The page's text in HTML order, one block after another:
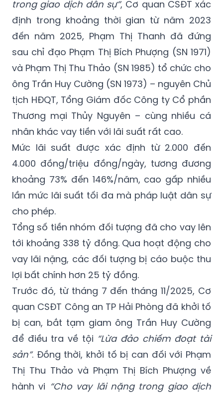
Quá trình điều tra mở rộng vụ án“Lừa đảo
chiếm đoạt tài sản”và “Cho vay lãi nặng
trong giao dịch dân sự” , Cơ quan CSĐT xác
định trong khoảng thời gian từ năm 2023
đến năm 2025, Phạm Thị Thanh đã đứng
sau chỉ đạo Phạm Thị Bích Phượng (SN 1971)
và Phạm Thị Thu Thảo (SN 1985) tổ chức cho
ông Trần Huy Cường (SN 1973) – nguyên Chủ
tịch HĐQT, Tổng Giám đốc Công ty Cổ phần
Thương mại Thủy Nguyên – cùng nhiều cá
nhân khác vay tiền với lãi suất rất cao.
Mức lãi suất được xác định từ 2.000 đến
4.000 đồng/triệu đồng/ngày, tương đương
khoảng 73% đến 146%/năm, cao gấp nhiều
lần mức lãi suất tối đa mà pháp luật dân sự
cho phép.
Tổng số tiền nhóm đối tượng đã cho vay lên
tới khoảng 338 tỷ đồng. Qua hoạt động cho
vay lãi nặng, các đối tượng bị cáo buộc thu
lợi bất chính hơn 25 tỷ đồng.
Trước đó, từ tháng 7 đến tháng 11/2025, Cơ
quan CSĐT Công an TP Hải Phòng đã khởi tố
bị can, bắt tạm giam ông Trần Huy Cường
để điều tra về tội“Lừa đảo chiếm đoạt tài
sản”. Đồng thời, khởi tố bị can đối với Phạm